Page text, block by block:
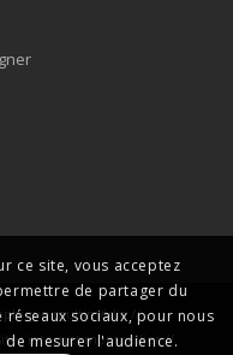
multimédia //
internet montpellier //
ce site, vous acceptez
de partager du
sociaux, pour nous
mesurer l'audience.